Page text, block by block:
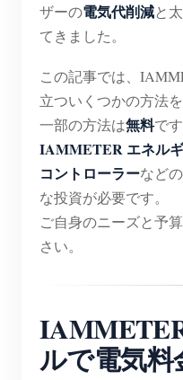
サイトを探す
ザーの電気代削減と
てきました。
この記事では、
立ついくつかの方法
一部の方法は無料で
IAMMETER エネル
コントローラーなど
な投資が必要です。
ご自身のニーズと予
さい。
ルで電気料